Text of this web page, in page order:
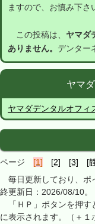
ますので、お慎み下さ
この投稿は、 ヤマダ
ありません。 デンター
ヤマ
ヤマダデンタルオフィ
ページ [1] [2] [3] [
毎日更新しており、ポ
終更新日：2026/08/10。
「ＨＰ」ボタンを押す
に表示されます。（＋１